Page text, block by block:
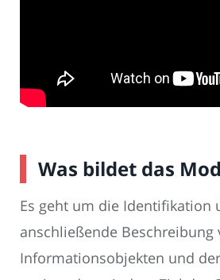
Was bildet das
Es geht um die Identifikation
anschließende Beschreibung
Informationsobjekten und